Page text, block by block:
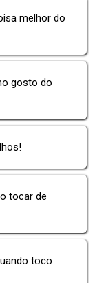
melhor do
gosto do
tocar de
toco